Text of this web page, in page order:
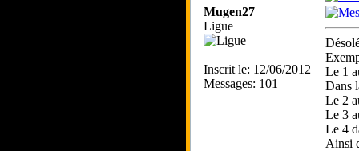
Mugen27
Ligue
Inscrit le: 12/06/2012
Messages: 101
Le 1
Dans
Le 2
Le 3
Le 4
Ainsi